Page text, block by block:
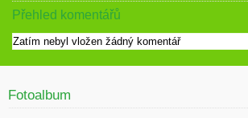
Přehled komentářů
Zatím nebyl vložen žádný komentář
Fotoalbum